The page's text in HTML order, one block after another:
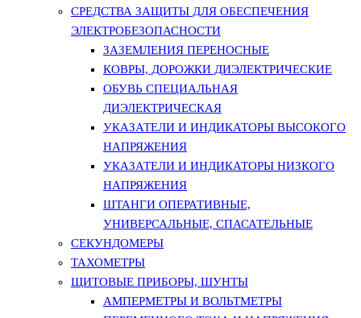
СРЕДСТВА ЗАЩИТЫ ДЛЯ ОБЕСПЕЧЕНИЯ
ЭЛЕКТРОБЕЗОПАСНОСТИ
ЗАЗЕМЛЕНИЯ ПЕРЕНОСНЫЕ
КОВРЫ, ДОРОЖКИ ДИЭЛЕКТРИЧЕСКИЕ
ОБУВЬ СПЕЦИАЛЬНАЯ
ДИЭЛЕКТРИЧЕСКАЯ
УКАЗАТЕЛИ И ИНДИКАТОРЫ ВЫСОКОГО
НАПРЯЖЕНИЯ
УКАЗАТЕЛИ И ИНДИКАТОРЫ НИЗКОГО
НАПРЯЖЕНИЯ
ШТАНГИ ОПЕРАТИВНЫЕ,
УНИВЕРСАЛЬНЫЕ, СПАСАТЕЛЬНЫЕ
СЕКУНДОМЕРЫ
ТАХОМЕТРЫ
ЩИТОВЫЕ ПРИБОРЫ, ШУНТЫ
АМПЕРМЕТРЫ И ВОЛЬТМЕТРЫ